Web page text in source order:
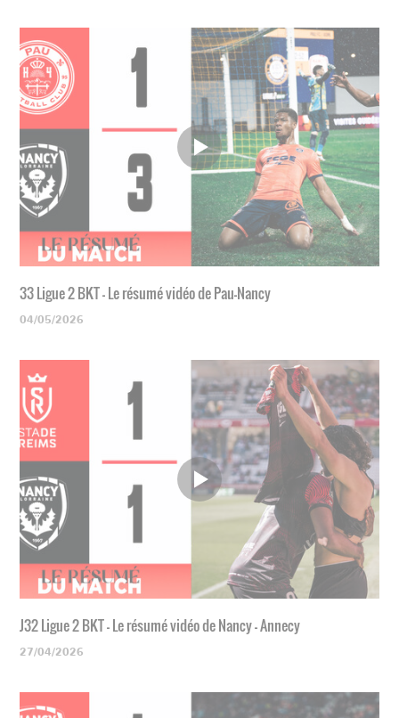
33 Ligue 2 BKT - Le résumé vidéo de Pau-Nancy
04/05/2026
J32 Ligue 2 BKT - Le résumé vidéo de Nancy - Annecy
27/04/2026